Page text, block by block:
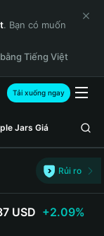
. Bạn có muốn
Tiếng Việt
Tải xuống ngay
Jars Giá
Rủi ro
USD +2.09%